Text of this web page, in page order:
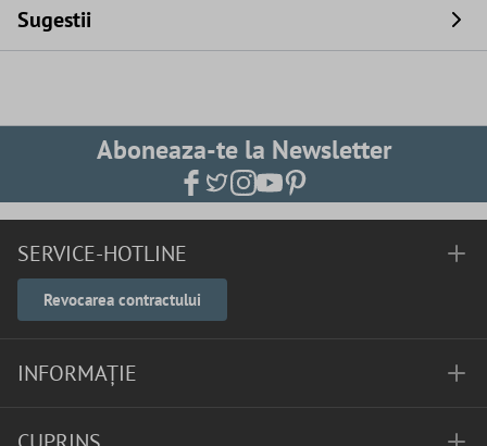
Sugestii
Aboneaza-te la Newsletter
SERVICE-HOTLINE
Revocarea contractului
INFORMAȚIE